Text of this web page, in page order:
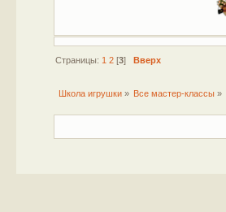
Страницы: 1 2[3] Вверх
Школа игрушки» Все мастер-классы »